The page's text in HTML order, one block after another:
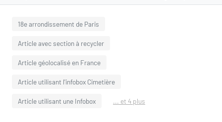
18e arrondissement de Paris
Article avec section à recycler
Article géolocalisé en France
Article utilisant l'infobox Cimetière
Article utilisant une Infobox ... et 4 plus